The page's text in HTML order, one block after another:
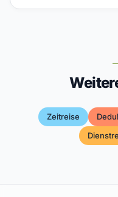
Zeitreise